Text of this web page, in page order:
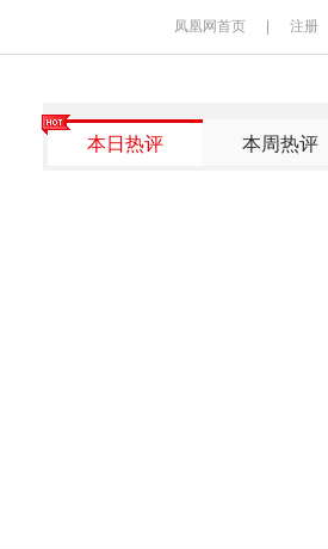
凤凰网首页 注册
本日热评 本周热评